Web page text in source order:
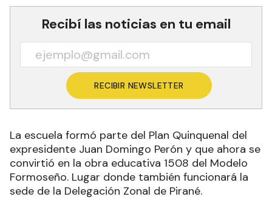
Recibí las noticias en tu email
RECIBIR NEWSLETTER
La escuela formó parte del Plan Quinquenal del
expresidente Juan Domingo Perón y que ahora se
convirtió en la obra educativa 1508 del Modelo
Formoseño. Lugar donde también funcionará la
sede de la Delegación Zonal de Pirané.